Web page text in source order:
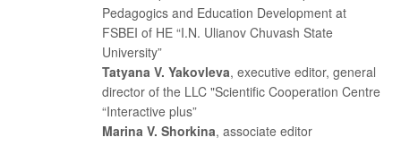
Pedagogics and Education Development at
FSBEI of HE “I.N. Ulianov Chuvash State
University”
Tatyana V. Yakovleva, executive editor, general
director of the LLC "Scientific Cooperation Centre
“Interactive plus”
Marina V. Shorkina, associate editor